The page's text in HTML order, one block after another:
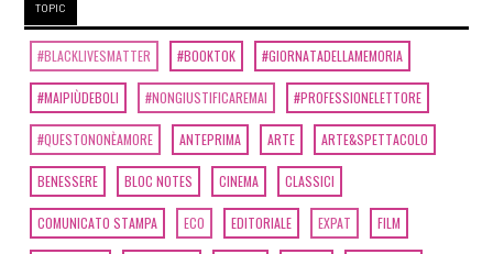
TOPIC
#BLACKLIVESMATTER #BOOKTOK #GIORNATADELLAMEMORIA
#MAIPIÙDEBOLI #NONGIUSTIFICAREMAI #PROFESSIONELETTORE
#QUESTONONÈAMORE ANTEPRIMA ARTE ARTE&SPETTACOLO
BENESSERE BLOC NOTES CINEMA CLASSICI
COMUNICATO STAMPA ECO EDITORIALE EXPAT FILM